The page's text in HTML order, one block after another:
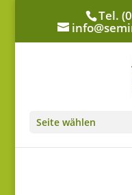
Tel.
Seite wählen